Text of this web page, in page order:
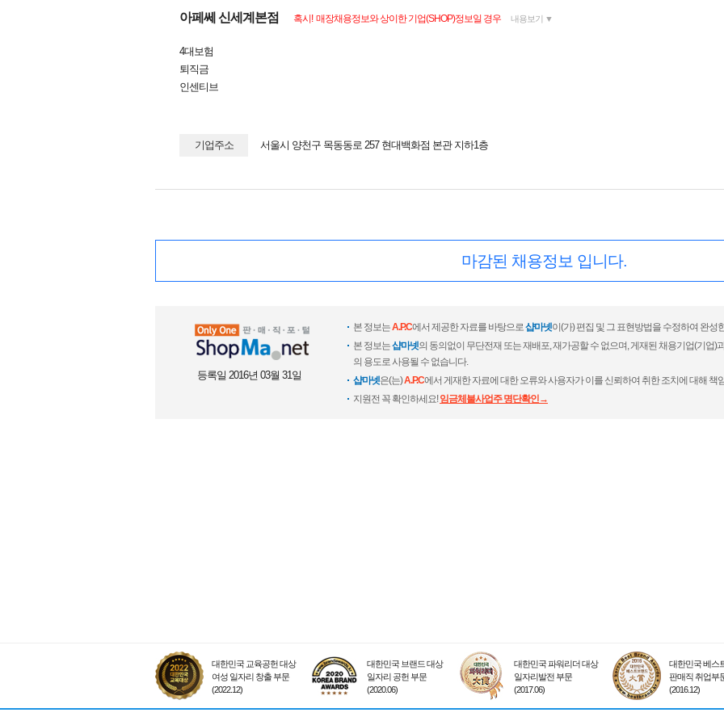
아페쎄 신세계본점 혹시! 매장채용정보와 상이한 기업(SHOP)정보일 경우 내용보기 ▼
4대보험
퇴직금
인센티브
기업주소 서울시 양천구 목동동로 257 현대백화점 본관 지하1층
마감된 채용정보 입니다.
등록일 2016년 03월 31일
본 정보는A.P.C에서 제공한 자료를 바탕으로샵마넷이(가) 편집 및 그 표현방법을 수정하여 완성
본 정보는샵마넷의 동의없이 무단전재 또는 재배포, 재가공할 수 없으며, 게재된 채용기업(기업)
의 용도로 사용될 수 없습니다.
샵마넷은(는)A.P.C에서 게재한 자료에 대한 오류와 사용자가 이를 신뢰하여 취한 조치에 대해 책
지원전 꼭 확인하세요!임금체불사업주 명단확인→
대한민국 교육공헌 대상
여성 일자리 창출 부문
(2022.12)
대한민국 브랜드 대상
일자리 공헌 부문
(2020.06)
대한민국 파워리더 대상
일자리발전 부문
(2017.06)
대한민국 베스
판매직 취업부
(2016.12)